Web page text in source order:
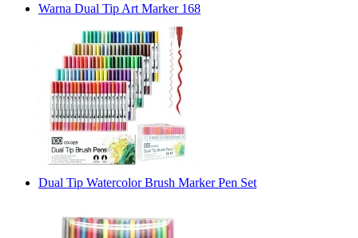
Warna Dual Tip Art Marker 168
Dual Tip Watercolor Brush Marker Pen Set